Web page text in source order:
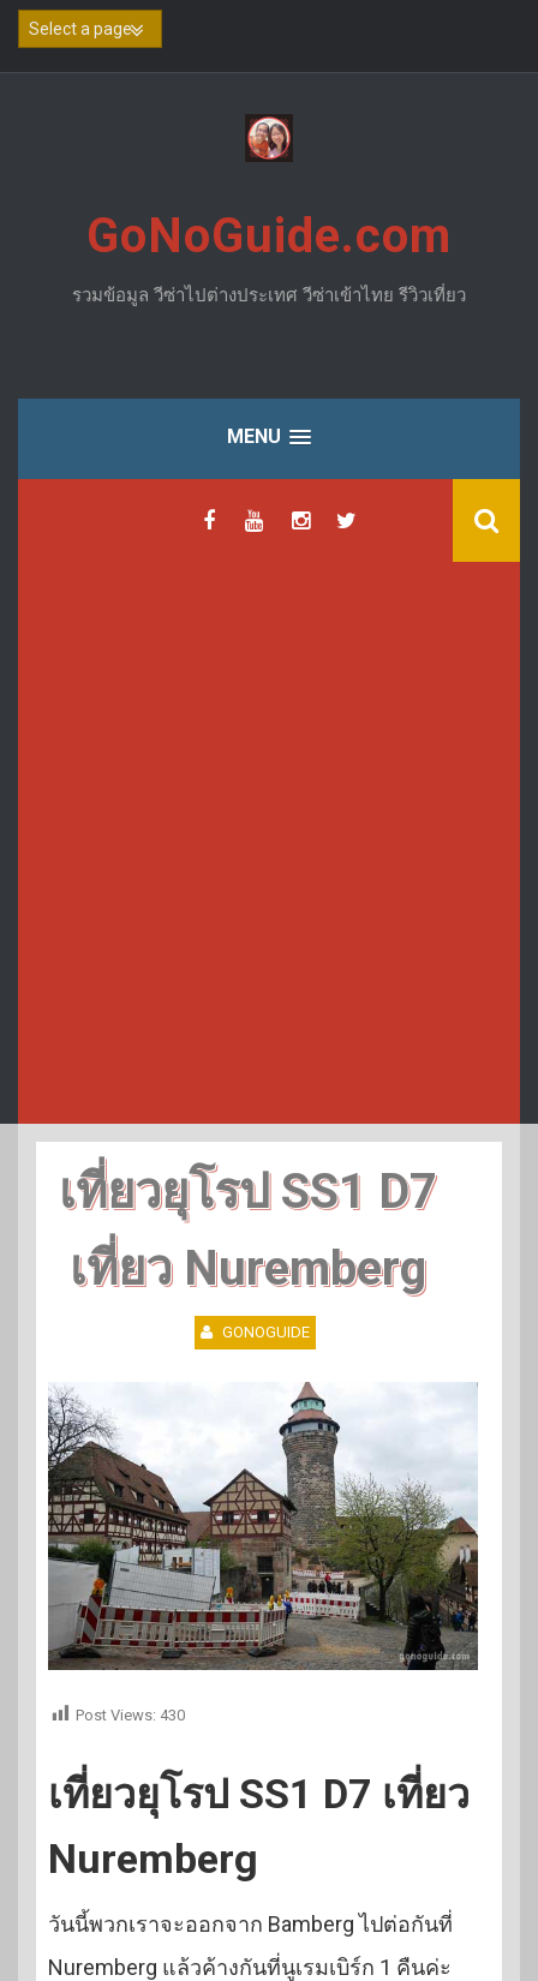
Skip
GoNoGuide.com
รวมข้อมูล วีซ่าไปต่างประเทศ วีซ่าเข้าไทย รีวิวเที่ยว
MENU
เที่ยวยุโรป SS1 D7
เที่ยว Nuremberg
GONOGUIDE
Post Views: 430
เที่ยวยุโรป SS1 D7 เที่ยว
Nuremberg
วันนี้พวกเราจะออกจาก Bamberg ไปต่อกันที่
Nuremberg แล้วค้างกันที่นูเรมเบิร์ก 1 คืนค่ะ